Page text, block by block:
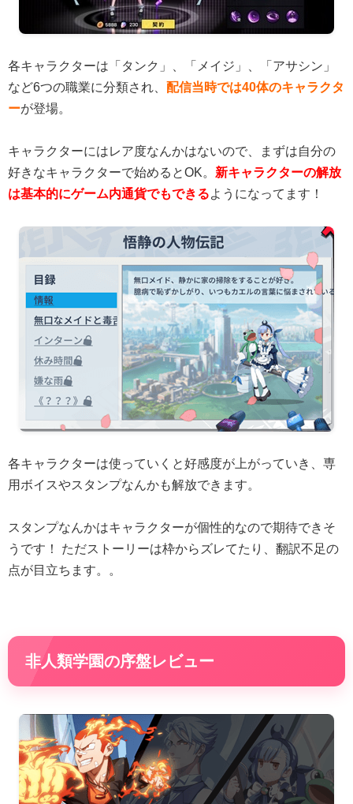
各キャラクターは「タンク」、「メイジ」、「アサシン」
など6つの職業に分類され、 配信当時では40体のキャラクタ
ーが登場。
キャラクターにはレア度なんかはないので、まずは自分の
好きなキャラクターで始めるとOK。 新キャラクターの解放
は基本的にゲーム内通貨でもできるようになってます！
各キャラクターは使っていくと好感度が上がっていき、専
用ボイスやスタンプなんかも解放できます。
スタンプなんかはキャラクターが個性的なので期待できそ
うです！ ただストーリーは枠からズレてたり、翻訳不足の
点が目立ちます。。
非人類学園の序盤レビュー